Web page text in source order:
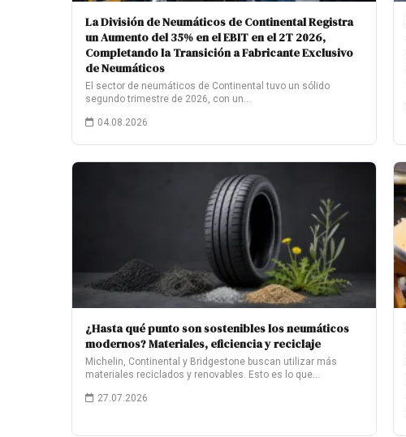
La División de Neumáticos de Continental Registra
un Aumento del 35% en el EBIT en el 2T 2026,
Completando la Transición a Fabricante Exclusivo
de Neumáticos
El sector de neumáticos de Continental tuvo un sólido
segundo trimestre de 2026, con un…
04.08.2026
¿Hasta qué punto son sostenibles los neumáticos
modernos? Materiales, eficiencia y reciclaje
Michelin, Continental y Bridgestone buscan utilizar más
materiales reciclados y renovables. Esto es lo que…
27.07.2026